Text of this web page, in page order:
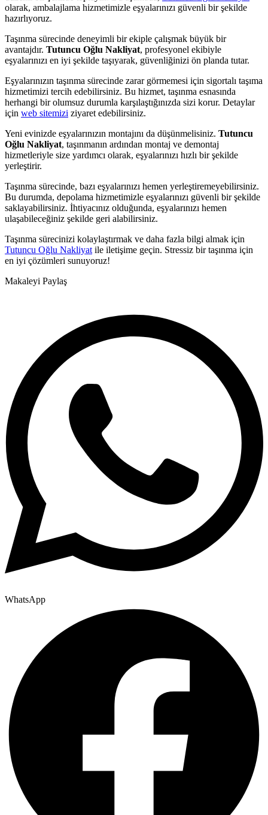
olarak, ambalajlama hizmetimizle eşyalarınızı güvenli bir şekilde
hazırlıyoruz.
Taşınma sürecinde deneyimli bir ekiple çalışmak büyük bir
avantajdır. Tutuncu Oğlu Nakliyat, profesyonel ekibiyle
eşyalarınızı en iyi şekilde taşıyarak, güvenliğinizi ön planda tutar.
Eşyalarınızın taşınma sürecinde zarar görmemesi için sigortalı taşıma
hizmetimizi tercih edebilirsiniz. Bu hizmet, taşınma esnasında
herhangi bir olumsuz durumla karşılaştığınızda sizi korur. Detaylar
için web sitemizi ziyaret edebilirsiniz.
Yeni evinizde eşyalarınızın montajını da düşünmelisiniz. Tutuncu
Oğlu Nakliyat, taşınmanın ardından montaj ve demontaj
hizmetleriyle size yardımcı olarak, eşyalarınızı hızlı bir şekilde
yerleştirir.
Taşınma sürecinde, bazı eşyalarınızı hemen yerleştiremeyebilirsiniz.
Bu durumda, depolama hizmetimizle eşyalarınızı güvenli bir şekilde
saklayabilirsiniz. İhtiyacınız olduğunda, eşyalarınızı hemen
ulaşabileceğiniz şekilde geri alabilirsiniz.
Taşınma sürecinizi kolaylaştırmak ve daha fazla bilgi almak için
Tutuncu Oğlu Nakliyat ile iletişime geçin. Stressiz bir taşınma için
en iyi çözümleri sunuyoruz!
Makaleyi Paylaş
WhatsApp